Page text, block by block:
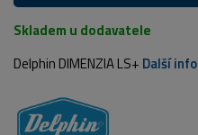
Skladem u dodavatele
Delphin DIMENZIA LS+ Další info